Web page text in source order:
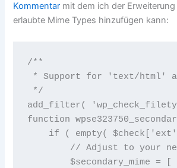
Kommentar mit dem ich der Erweiterung
erlaubte Mime Types hinzufügen kann:
/**
* Support for 'text/html'
*/
add_filter(
function
if ( empty(
// Adjust to your
$secondary_mime = [